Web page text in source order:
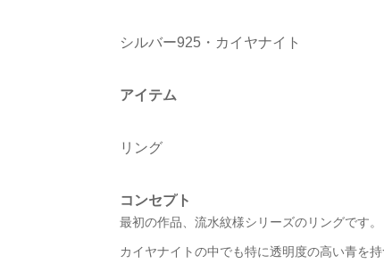
シルバー925・カイヤナイト
アイテム
リング
コンセプト
最初の作品、流水紋様シリーズのリングです。
カイヤナイトの中でも特に透明度の高い青を持